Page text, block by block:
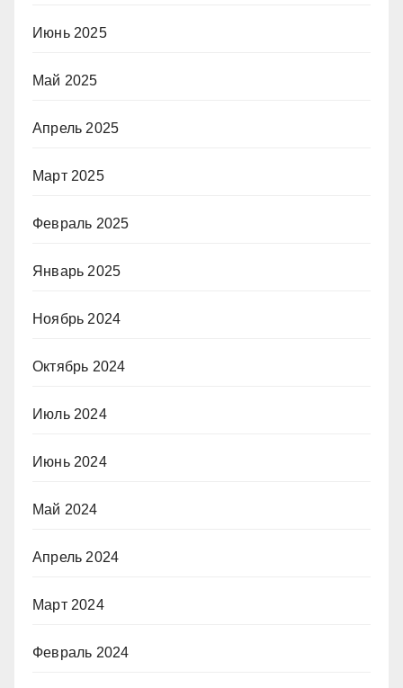
Июнь 2025
Май 2025
Апрель 2025
Март 2025
Февраль 2025
Январь 2025
Ноябрь 2024
Октябрь 2024
Июль 2024
Июнь 2024
Май 2024
Апрель 2024
Март 2024
Февраль 2024